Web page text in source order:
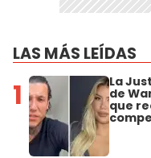
LAS MÁS LEÍDAS
1 La
de
que